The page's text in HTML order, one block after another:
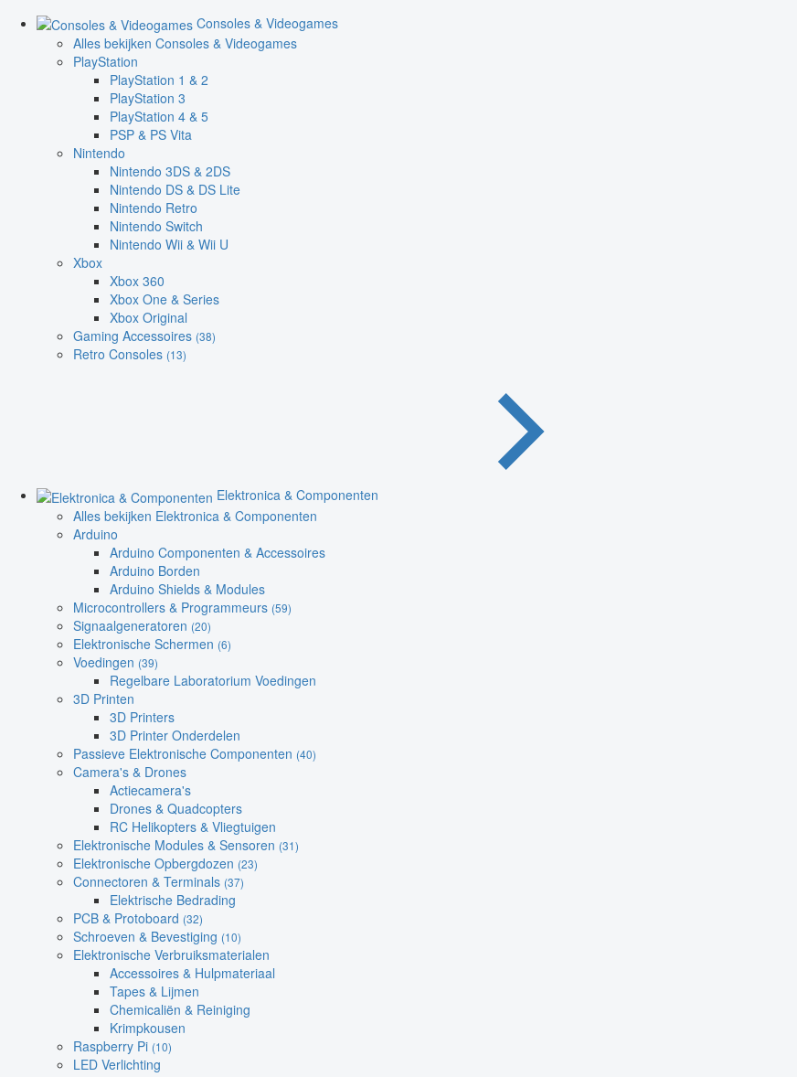
Consoles & Videogames
Alles bekijken Consoles & Videogames
PlayStation
PlayStation 1 & 2
PlayStation 3
PlayStation 4 & 5
PSP & PS Vita
Nintendo
Nintendo 3DS & 2DS
Nintendo DS & DS Lite
Nintendo Retro
Nintendo Switch
Nintendo Wii & Wii U
Xbox
Xbox 360
Xbox One & Series
Xbox Original
Gaming Accessoires (38)
Retro Consoles (13)
Elektronica & Componenten
Alles bekijken Elektronica & Componenten
Arduino
Arduino Componenten & Accessoires
Arduino Borden
Arduino Shields & Modules
Microcontrollers & Programmeurs (59)
Signaalgeneratoren (20)
Elektronische Schermen (6)
Voedingen (39)
Regelbare Laboratorium Voedingen
3D Printen
3D Printers
3D Printer Onderdelen
Passieve Elektronische Componenten (40)
Camera's & Drones
Actiecamera's
Drones & Quadcopters
RC Helikopters & Vliegtuigen
Elektronische Modules & Sensoren (31)
Elektronische Opbergdozen (23)
Connectoren & Terminals (37)
Elektrische Bedrading
PCB & Protoboard (32)
Schroeven & Bevestiging (10)
Elektronische Verbruiksmaterialen
Accessoires & Hulpmateriaal
Tapes & Lijmen
Chemicaliën & Reiniging
Krimpkousen
Raspberry Pi (10)
LED Verlichting